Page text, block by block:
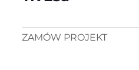
ZAMÓW PROJEKT